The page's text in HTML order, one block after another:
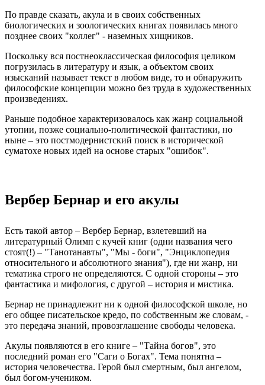
По правде сказать, акула и в своих собственных
биологических и зоологических книгах появилась много
позднее своих "коллег" - наземных хищников.
Поскольку вся постнеоклассическая философия целиком
погрузилась в литературу и язык, а объектом своих
изысканий называет текст в любом виде, то и обнаружить
философские концепции можно без труда в художественных
произведениях.
Раньше подобное характеризовалось как жанр социальной
утопии, позже социально-политической фантастики, но
ныне – это постмодернистский поиск в исторической
суматохе новых идей на основе старых "ошибок".
Вербер Бернар и его акулы
Есть такой автор – Вербер Бернар, взлетевший на
литературный Олимп с кучей книг (одни названия чего
стоят(!) – "Танотанавты", "Мы - боги", "Энциклопедия
относительного и абсолютного знания"), где ни жанр, ни
тематика строго не определяются. С одной стороны – это
фантастика и мифология, с другой – история и мистика.
Бернар не принадлежит ни к одной философской школе, но
его общее писательское кредо, по собственным же словам, -
это передача знаний, провозглашение свободы человека.
Акулы появляются в его книге – "Тайна богов", это
последний роман его "Саги о Богах". Тема понятна –
история человечества. Герой был смертным, был ангелом,
был богом-учеником.